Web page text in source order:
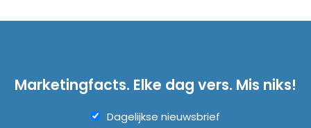
Marketingfacts. Elke dag vers. Mis niks!
Dagelijkse nieuwsbrief